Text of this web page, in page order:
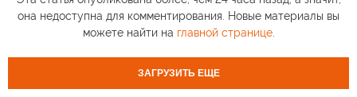
она недоступна для комментирования. Новые материалы вы
можете найти на главной странице.
ЗАГРУЗИТЬ ЕЩЕ